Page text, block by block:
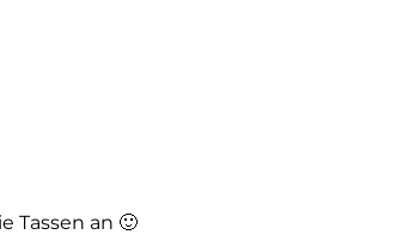
Tassen an 🙂